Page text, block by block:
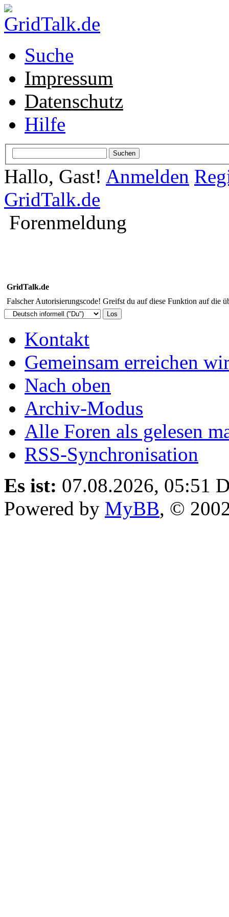
Suche
Impressum
Datenschutz
Hilfe
Hallo, Gast! Anmelden
GridTalk.de
Forenmeldung
GridTalk.de
Falscher Autorisierungscode! Greifst du auf diese Funktion auf die
Kontakt
Gemeinsam erreichen
Nach oben
Archiv-Modus
Alle Foren als gelesen
RSS-Synchronisation
Es ist: 07.08.2026, 05:51
Powered by MyBB, ©